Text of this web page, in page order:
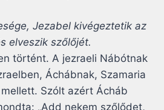
Jezabel kivégeztetik az
elveszik szőlőjét.
történt. A jezraeli Nábótnak
Áchábnak, Szamaria
Szólt azért Ácháb
„Add nekem szőlődet,